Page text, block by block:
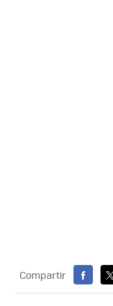
Compartir
X